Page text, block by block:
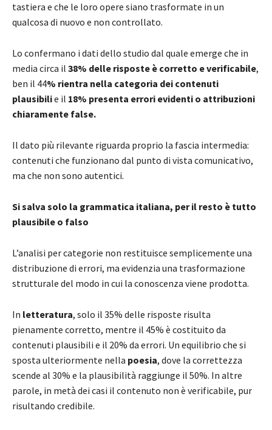
tastiera e che le loro opere siano trasformate in un
qualcosa di nuovo e non controllato.
Lo confermano i dati dello studio dal quale emerge che in
media circa il 38% delle risposte è corretto e verificabile,
ben il 44% rientra nella categoria dei contenuti
plausibilie il 18% presenta errori evidenti o attribuzioni
chiaramente false.
Il dato più rilevante riguarda proprio la fascia intermedia:
contenuti che funzionano dal punto di vista comunicativo,
ma che non sono autentici.
Si salva solo la grammatica italiana, per il resto è tutto
plausibile o falso
L’analisi per categorie non restituisce semplicemente una
distribuzione di errori, ma evidenzia una trasformazione
strutturale del modo in cui la conoscenza viene prodotta.
In letteratura, solo il 35% delle risposte risulta
pienamente corretto, mentre il 45% è costituito da
contenuti plausibili e il 20% da errori. Un equilibrio che si
sposta ulteriormente nella poesia, dove la correttezza
scende al 30% e la plausibilità raggiunge il 50%. In altre
parole, in metà dei casi il contenuto non è verificabile, pur
risultando credibile.